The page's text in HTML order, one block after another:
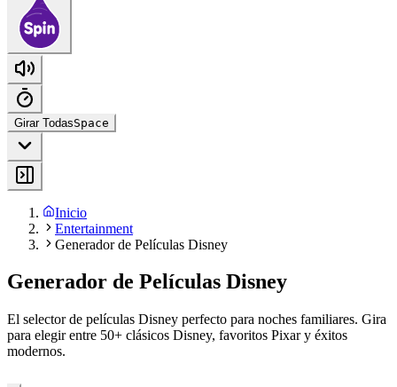
Girar TodasSpace
Inicio
Entertainment
Generador de Películas Disney
Generador de Películas Disney
El selector de películas Disney perfecto para noches familiares. Gira
para elegir entre 50+ clásicos Disney, favoritos Pixar y éxitos
modernos.